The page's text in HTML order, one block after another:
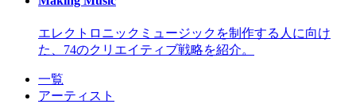
エレクトロニックミュージックを制作する人に向け
た、74のクリエイティブ戦略を紹介。
一覧
アーティスト